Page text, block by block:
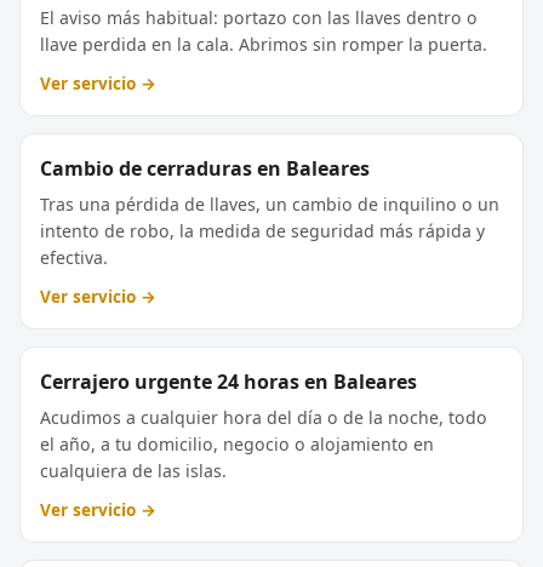
El aviso más habitual: portazo con las llaves dentro o
llave perdida en la cala. Abrimos sin romper la puerta.
Ver servicio →
Cambio de cerraduras en Baleares
Tras una pérdida de llaves, un cambio de inquilino o un
intento de robo, la medida de seguridad más rápida y
efectiva.
Ver servicio →
Cerrajero urgente 24 horas en Baleares
Acudimos a cualquier hora del día o de la noche, todo
el año, a tu domicilio, negocio o alojamiento en
cualquiera de las islas.
Ver servicio →